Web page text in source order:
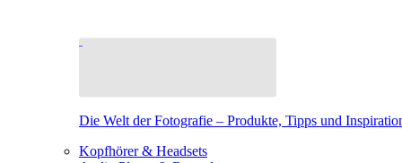
Die Welt der Fotografie – Produkte, Tipps und
Kopfhörer & Headsets